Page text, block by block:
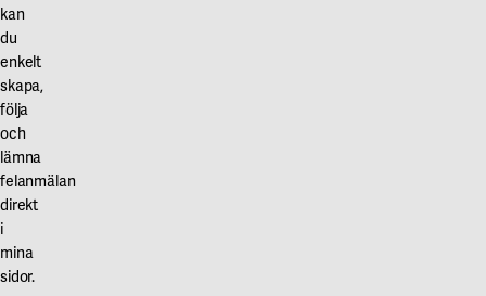
kan
du
enkelt
skapa,
följa
och
lämna
felanmälan
direkt
i
mina
sidor.